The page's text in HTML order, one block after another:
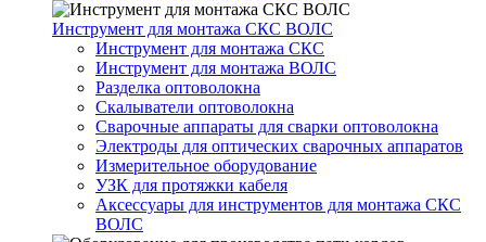
Инструмент для монтажа СКС ВОЛС
Инструмент для монтажа СКС
Инструмент для монтажа ВОЛС
Разделка оптоволокна
Скалыватели оптоволокна
Сварочные аппараты для сварки оптоволокна
Электроды для оптических сварочных аппаратов
Измерительное оборудование
УЗК для протяжки кабеля
Аксессуары для инструментов для монтажа СКС
ВОЛС